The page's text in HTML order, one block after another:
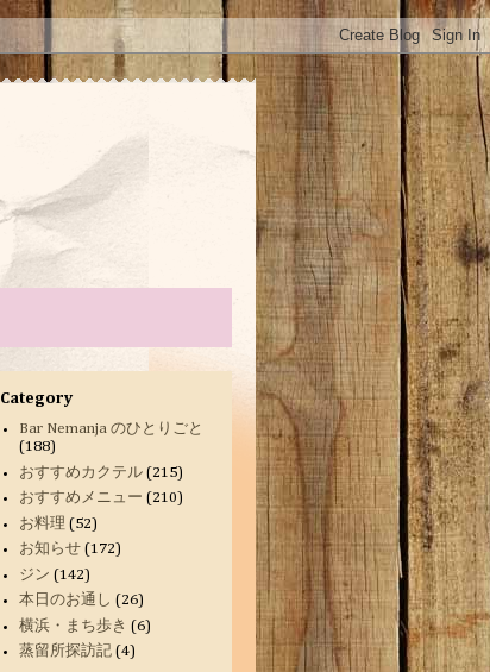
Category
Bar Nemanja のひとりごと
(188)
おすすめカクテル (215)
おすすめメニュー (210)
お料理 (52)
お知らせ (172)
ジン (142)
本日のお通し (26)
横浜・まち歩き (6)
蒸留所探訪記 (4)